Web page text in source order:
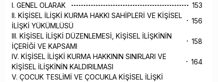
I. GENEL OLARAK
153
II. KİŞİSEL İLİŞKİ KURMA HAKKI SAHİPLERİ VE KİŞİSEL
İLİŞKİ YÜKÜMLÜSÜ
156
III. KİŞİSEL İLİŞKİ DÜZENLEMESİ, KİŞİSEL İLİŞKİNİN
İÇERİĞİ VE KAPSAMI
158
IV. KİŞİSEL İLİŞKİ KURMA HAKKININ SINIRLARI VE
KİŞİSEL İLİŞKİNİN KALDIRILMASI
164
V. ÇOCUK TESLİMİ VE ÇOCUKLA KİŞİSEL İLİŞKİ